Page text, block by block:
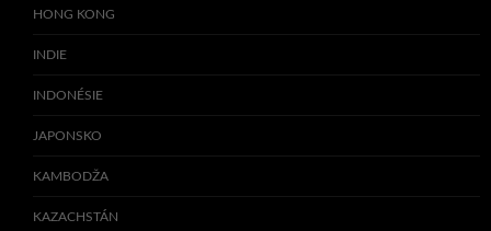
HONG KONG
INDIE
INDONÉSIE
JAPONSKO
KAMBODŽA
KAZACHSTÁN